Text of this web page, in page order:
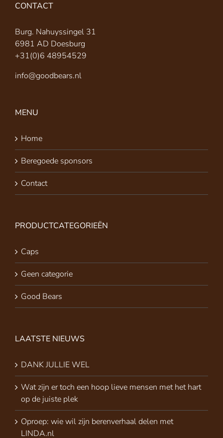
CONTACT
Burg. Nahuyssingel 31
6981 AD Doesburg
+31(0)6 48954529
info@goodbears.nl
MENU
Home
Beregoede sponsors
Contact
PRODUCTCATEGORIEËN
Caps
Geen categorie
Good Bears
LAATSTE NIEUWS
DANK JULLIE WEL
Wat zijn er toch een hoop lieve mensen met het hart
op de juiste plek
Oproep: wie wil zijn berenverhaal delen met
LINDA.nl